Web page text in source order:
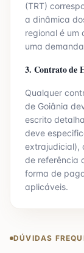
(TRT)
a dinâmica
regional é um
uma
3. Contrato de
Qualquer
de Goiânia
escrito
deve
extrajudicial),
de referência
forma de
aplicáveis.
DÚVIDAS